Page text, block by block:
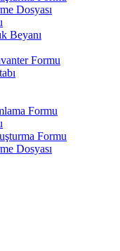
Dosyası
Beyanı
Formu
Formu
Formu
Dosyası